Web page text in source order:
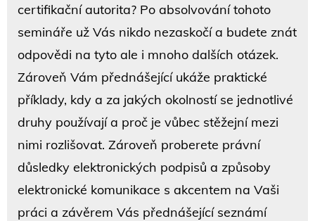
certifikační autorita? Po absolvování tohoto
semináře už Vás nikdo nezaskočí a budete znát
odpovědi na tyto ale i mnoho dalších otázek.
Zároveň Vám přednášející ukáže praktické
příklady, kdy a za jakých okolností se jednotlivé
druhy používají a proč je vůbec stěžejní mezi
nimi rozlišovat. Zároveň proberete právní
důsledky elektronických podpisů a způsoby
elektronické komunikace s akcentem na Vaši
práci a závěrem Vás přednášející seznámí